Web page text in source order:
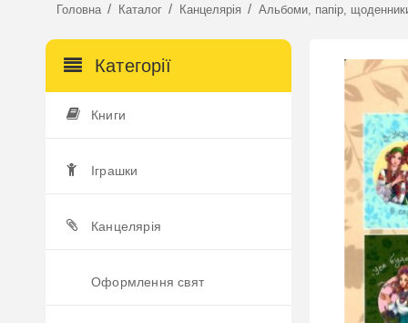
Головна / Каталог / Канцелярія / Альбоми, папір,
Категорії
Книги
Іграшки
Канцелярія
Оформлення свят